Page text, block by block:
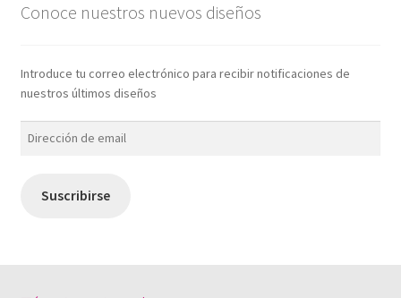
Conoce nuestros nuevos diseños
Introduce tu correo electrónico para recibir notificaciones de
nuestros últimos diseños
Dirección
Suscribirse